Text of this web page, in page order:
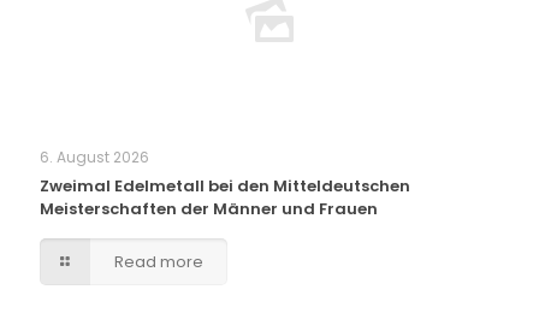
6. August 2026
Zweimal Edelmetall bei den Mitteldeutschen
Meisterschaften der Männer und Frauen
Read more